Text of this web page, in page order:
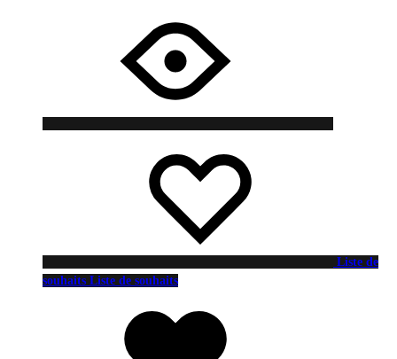
Liste de
souhaits Liste de souhaits